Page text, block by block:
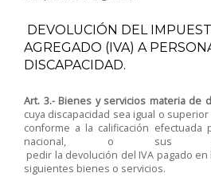
DEVOLUCIÓN DEL
AGREGADO (IVA) A
DISCAPACIDAD.
Art. 3.- Bienes y servicios materia de
cuya discapacidad sea igual o
conforme a la calificación efectuada
nacional, o sus
pedir la devolución del IVA pagado
siguientes bienes o servicios.